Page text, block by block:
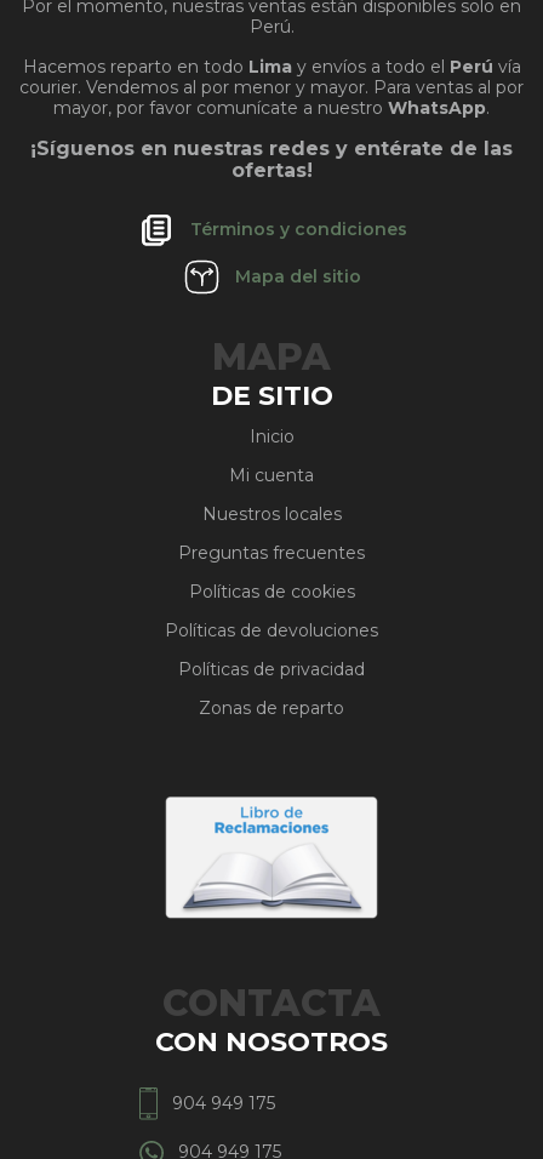
Por el momento, nuestras ventas están disponibles solo en
Perú.
Hacemos reparto en todo Lima y envíos a todo el Perú vía
courier. Vendemos al por menor y mayor. Para ventas al por
mayor, por favor comunícate a nuestro WhatsApp.
¡Síguenos en nuestras redes y entérate de las
ofertas!
Términos y condiciones
Mapa del sitio
MAPA
DE SITIO
Inicio
Mi cuenta
Nuestros locales
Preguntas frecuentes
Políticas de cookies
Políticas de devoluciones
Políticas de privacidad
Zonas de reparto
CONTACTA
CON NOSOTROS
904 949 175
904 949 175